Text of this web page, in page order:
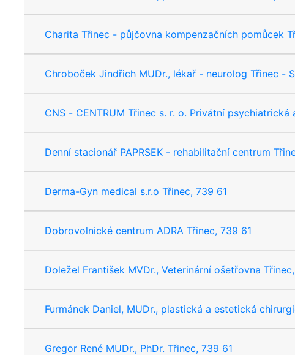
Charita Třinec - půjčovna kompenzačních pomůcek
Chroboček Jindřich MUDr., lékař - neurolog Třinec -
CNS - CENTRUM Třinec s. r. o. Privátní
Denní stacionář PAPRSEK - rehabilitační centrum
Derma-Gyn medical s.r.o Třinec, 739 61
Dobrovolnické centrum ADRA Třinec, 739 61
Doležel František MVDr., Veterinární ošetřovna
Furmánek Daniel, MUDr., plastická a estetická
Gregor René MUDr., PhDr. Třinec, 739 61